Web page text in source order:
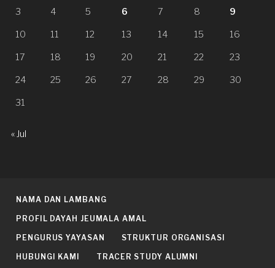
3 4 5 6 7 8 9
10 11 12 13 14 15 16
17 18 19 20 21 22 23
24 25 26 27 28 29 30
31
« Jul
NAMA DAN LAMBANG
PROFIL DAYAH JEUMALA AMAL
PENGURUS YAYASAN STRUKTUR ORGANISASI
HUBUNGI KAMI TRACER STUDY ALUMNI